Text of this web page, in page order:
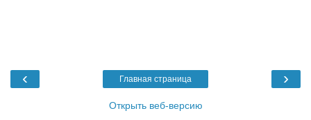
‹ ›
Главная страница
Открыть веб-версию